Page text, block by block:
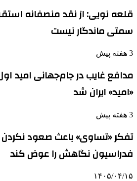
قلعه نویی: از نقد منصفانه
سمتی ماندگار نیست
3 هفته پیش
مدافع غایب در جام‌جهانی امید
«امید» ایران شد
3 هفته پیش
تفکر «تساوی» باعث صعود
فدراسیون نگاهش را عوض کند
۱۴۰۵/۰۴/۱۵